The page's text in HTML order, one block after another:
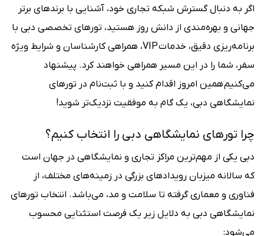
اگر به دنبال گسترش شبکه تجاری خود، آشنایی با برندهای برتر
جهانی و بهره‌مندی از دانش روز هستید، تورهای تخصصی دبی با
برنامه‌ریزی دقیق، خدمات VIP، همراهی کارشناسان و شرایط ویژه
سفر، شما را در این مسیر همراهی خواهند کرد. پیشنهاد
می‌کنیم همین امروز اقدام کنید و با ثبت‌نام در تورهای
نمایشگاهی دبی، یک گام به موفقیت نزدیک‌تر شوید!
چرا تورهای نمایشگاهی دبی را انتخاب کنیم؟
دبی یکی از مهم‌ترین مراکز تجاری و نمایشگاهی در جهان است
که سالانه میزبان رویدادهای بزرگی در زمینه‌های مختلف، از
فناوری و معماری گرفته تا سلامت و مد، می‌باشد. انتخاب تورهای
نمایشگاهی دبی به دلایل زیر یک فرصت استثنایی محسوب
می‌شود: